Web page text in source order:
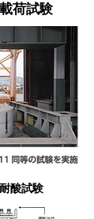
荷試験
酸試験